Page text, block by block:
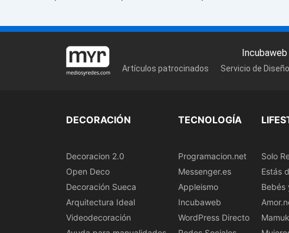
Artículos patrocinados Servicio de
DECORACIÓN
Decoracion 2.0
Open Deco
Decoración Sueca
Arquitectura Ideal
Videodecoración
TECNOLOGÍA
Programacion.net
Messenger.es
Appleismo
Incubaweb
WordPress Directo
Solo
Estás
Bebés